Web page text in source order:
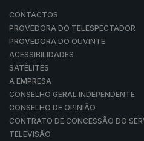
CONTACTOS
PROVEDORA DO TELESPECTADOR
PROVEDORA DO OUVINTE
ACESSIBILIDADES
SATÉLITES
A EMPRESA
CONSELHO GERAL INDEPENDENTE
CONSELHO DE OPINIÃO
CONTRATO DE CONCESSÃO DO
TELEVISÃO